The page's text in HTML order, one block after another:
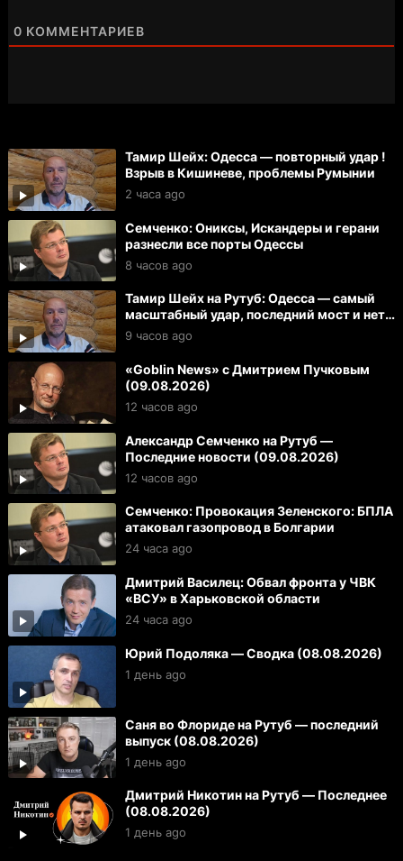
0 КОММЕНТАРИЕВ
Тамир Шейх: Одесса — повторный удар !
Взрыв в Кишиневе, проблемы Румынии
2 часа ago
Семченко: Ониксы, Искандеры и герани
разнесли все порты Одессы
8 часов ago
Тамир Шейх на Рутуб: Одесса — самый
масштабный удар, последний мост и нет
света
9 часов ago
«Goblin News» с Дмитрием Пучковым
(09.08.2026)
12 часов ago
Александр Семченко на Рутуб —
Последние новости (09.08.2026)
12 часов ago
Семченко: Провокация Зеленского: БПЛА
атаковал газопровод в Болгарии
24 часа ago
Дмитрий Василец: Обвал фронта у ЧВК
«ВСУ» в Харьковской области
24 часа ago
Юрий Подоляка — Сводка (08.08.2026)
1 день ago
Саня во Флориде на Рутуб — последний
выпуск (08.08.2026)
1 день ago
Дмитрий Никотин на Рутуб — Последнее
(08.08.2026)
1 день ago